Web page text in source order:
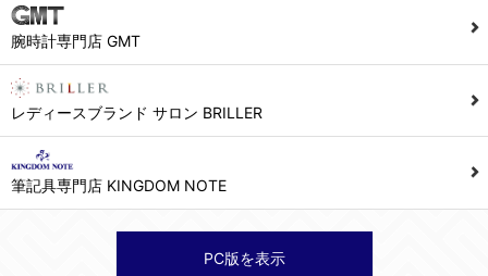
腕時計専門店 GMT
レディースブランド サロン BRILLER
筆記具専門店 KINGDOM NOTE
PC版を表示